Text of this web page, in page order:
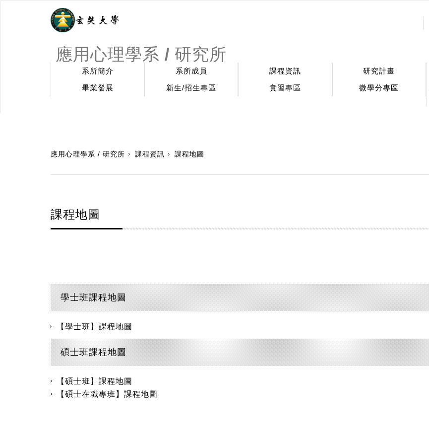
應用心理學系 / 研究所
系所簡介 系所成員 課程資訊 研究計畫
畢業發展
新生/招生專區 實習專區 微學分專區
應用心理學系 / 研究所 課程資訊 課程地圖
課程地圖
學士班課程地圖
【學士班】課程地圖
碩士班課程地圖
【碩士班】課程地圖
【碩士在職專班】課程地圖